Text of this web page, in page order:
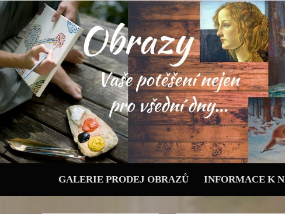
GALERIE PRODEJ OBRAZŮ INFORMACE K